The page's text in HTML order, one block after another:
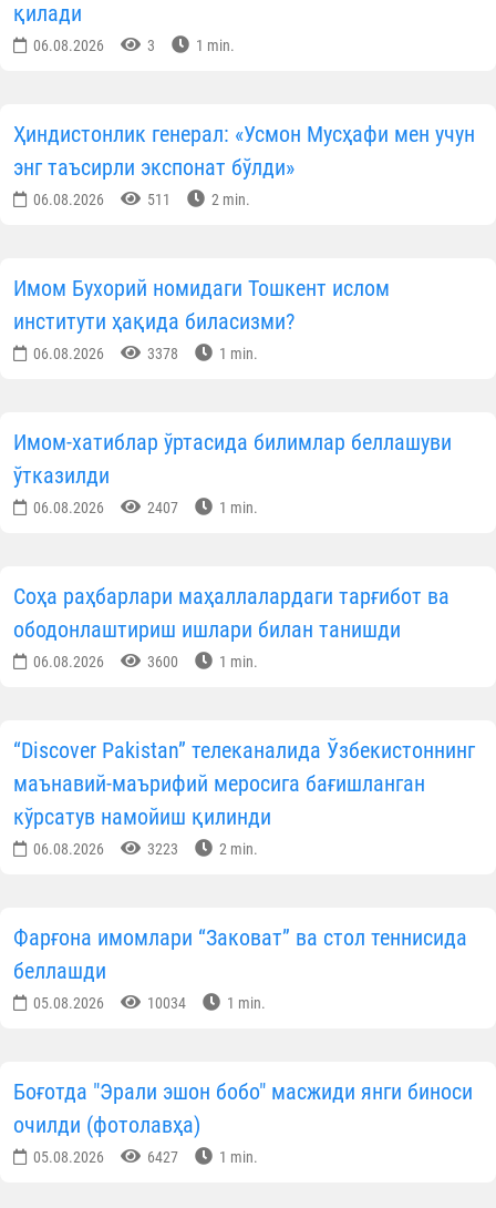
қилади
06.08.2026 3 1 min.
Ҳиндистонлик генерал: «Усмон Мусҳафи мен учун
энг таъсирли экспонат бўлди»
06.08.2026 511 2 min.
Имом Бухорий номидаги Тошкент ислом
институти ҳақида биласизми?
06.08.2026 3378 1 min.
Имом-хатиблар ўртасида билимлар беллашуви
ўтказилди
06.08.2026 2407 1 min.
Соҳа раҳбарлари маҳаллалардаги тарғибот ва
ободонлаштириш ишлари билан танишди
06.08.2026 3600 1 min.
“Discover Pakistan” телеканалида Ўзбекистоннинг
маънавий-маърифий меросига бағишланган
кўрсатув намойиш қилинди
06.08.2026 3223 2 min.
Фарғона имомлари “Заковат” ва стол теннисида
беллашди
05.08.2026 10034 1 min.
Боғотда "Эрали эшон бобо" масжиди янги биноси
очилди (фотолавҳа)
05.08.2026 6427 1 min.